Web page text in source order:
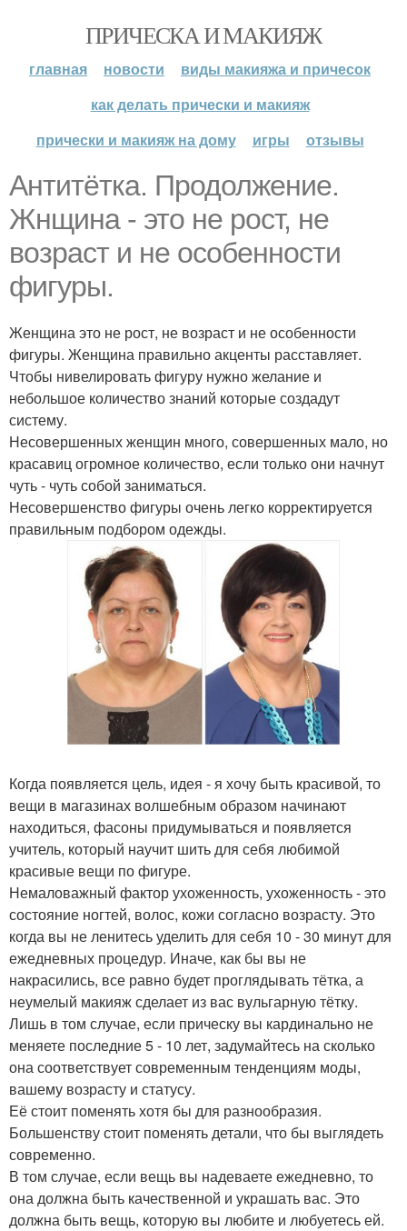
ПРИЧЕСКА И МАКИЯЖ
главная новости
виды макияжа и причесок
как делать прически и макияж
прически и макияж на дому
игры отзывы
Антитётка. Продолжение.
Жнщина - это не рост, не
возраст и не особенности
фигуры.
Женщина это не рост, не возраст и не особенности
фигуры. Женщина правильно акценты расставляет.
Чтобы нивелировать фигуру нужно желание и
небольшое количество знаний которые создадут
систему.
Несовершенных женщин много, совершенных мало, но
красавиц огромное количество, если только они начнут
чуть - чуть собой заниматься.
Несовершенство фигуры очень легко корректируется
правильным подбором одежды.
Когда появляется цель, идея - я хочу быть красивой, то
вещи в магазинах волшебным образом начинают
находиться, фасоны придумываться и появляется
учитель, который научит шить для себя любимой
красивые вещи по фигуре.
Немаловажный фактор ухоженность, ухоженность - это
состояние ногтей, волос, кожи согласно возрасту. Это
когда вы не ленитесь уделить для себя 10 - 30 минут для
ежедневных процедур. Иначе, как бы вы не
накрасились, все равно будет проглядывать тётка, а
неумелый макияж сделает из вас вульгарную тётку.
Лишь в том случае, если прическу вы кардинально не
меняете последние 5 - 10 лет, задумайтесь на сколько
она соответствует современным тенденциям моды,
вашему возрасту и статусу.
Её стоит поменять хотя бы для разнообразия.
Большенству стоит поменять детали, что бы выглядеть
современно.
В том случае, если вещь вы надеваете ежедневно, то
она должна быть качественной и украшать вас. Это
должна быть вещь, которую вы любите и любуетесь ей.